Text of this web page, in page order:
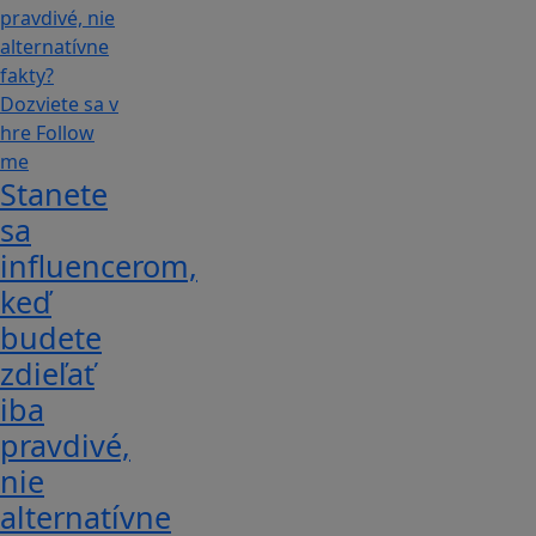
Stanete
sa
influencerom,
keď
budete
zdieľať
iba
pravdivé,
nie
alternatívne